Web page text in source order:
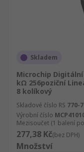
Skladem
Microchip
kΩ 256poziční
8 kolíkový
Skladové číslo RS 770-
Výrobní číslo
Mezisoučet (1 balení
277,38 Kč(bez DPH)
Množství